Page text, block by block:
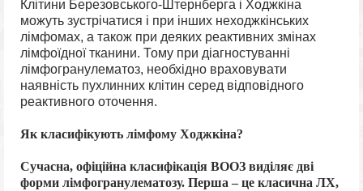
Клітини Березовського-Штернберга і Ходжкіна
можуть зустрічатися і при інших неходжкінських
лімфомах, а також при деяких реактивних змінах
лімфоїдної тканини. Тому при діагностуванні
лімфогранулематоз, необхідно враховувати
наявність пухлинних клітин серед відповідного
реактивного оточення.
Як класифікують лімфому Ходжкіна?
Сучасна, офіційна класифікація ВООЗ виділяє дві
форми лімфогранулематозу. Перша – це класична ЛХ,